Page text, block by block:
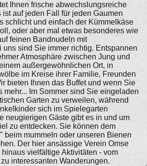
Ihnen frische abwechslungsreiche
auf jeden Fall für jeden Gaumen
schlicht und einfach der Kümmelkäse
oder aber mal etwas besonderes wie
feinen Bandnudeln mit
uns sind Sie immer richtig. Entspannen
Atmosphäre zwischen Jung und
außergewöhnlichen Ort, in
im Kreise ihrer Familie, Freunden
bieten Ihnen das Buffet und wenn Sie
mehr... Im Sommer sind Sie eingeladen
Garten zu verweilen, während
sich im Spielegarten
neugierigen Gäste gibt es in und um
zu entdecken. Sie können dem
beim mummeln oder unseren Bienen
Der hier ansässige Verein Omse
vielfältige Aktivitäten - vom
interessanten Wanderungen.